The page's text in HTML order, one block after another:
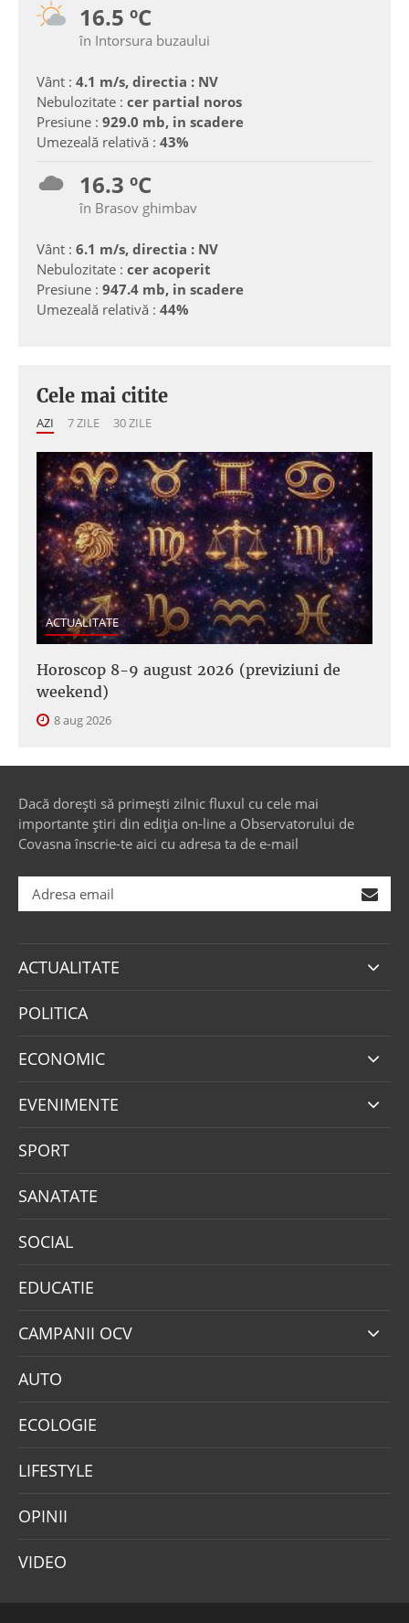
16.5 ºC
în Intorsura buzaului
Vânt : 4.1 m/s, directia : NV
Nebulozitate : cer partial noros
Presiune : 929.0 mb, in scadere
Umezeală relativă : 43%
16.3 ºC
în Brasov ghimbav
Vânt : 6.1 m/s, directia : NV
Nebulozitate : cer acoperit
Presiune : 947.4 mb, in scadere
Umezeală relativă : 44%
Cele mai citite
AZI 7 ZILE 30 ZILE
ACTUALITATE
Horoscop 8-9 august 2026 (previziuni de
weekend)
8 aug 2026
Dacă dorești să primești zilnic fluxul cu cele mai
importante știri din ediția on-line a Observatorului de
Covasna înscrie-te aici cu adresa ta de e-mail
ACTUALITATE
POLITICA
ECONOMIC
EVENIMENTE
SPORT
SANATATE
SOCIAL
EDUCATIE
CAMPANII OCV
AUTO
ECOLOGIE
LIFESTYLE
OPINII
VIDEO